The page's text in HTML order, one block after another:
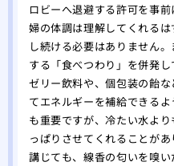
ロビーへ退避する許可を事
婦の体調は理解してくれる
し続ける必要はありません
する「食べつわり」を併発
ゼリー飲料や、個包装の飴
てエネルギーを補給できる
も重要ですが、冷たい水よ
っぱりさせてくれることが
講じても、線香の匂いを嗅